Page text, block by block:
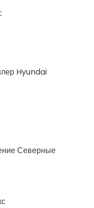
Hyundai
Северные